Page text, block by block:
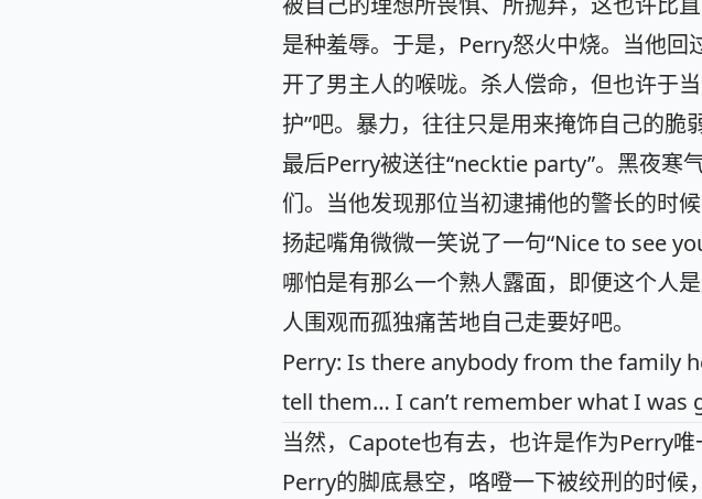
是种羞辱。于是，Perry怒火中烧。当他回
开了男主人的喉咙。杀人偿命，但也许于
护”吧。暴力，往往只是用来掩饰自己的脆弱
最后Perry被送往“necktie party”。黑夜寒
们。当他发现那位当初逮捕他的警长的时
扬起嘴角微微一笑说了一句“Nice to see
哪怕是有那么一个熟人露面，即便这个人
人围观而孤独痛苦地自己走要好吧。
Perry: Is there anybody from the family
tell them… I can’t remember what I was
当然，Capote也有去，也许是作为Perry
Perry的脚底悬空，咯噔一下被绞刑的时